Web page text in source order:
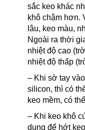
sắc keo khác
khô chậm hơn.
lâu, keo màu,
Ngoài ra thời
nhiệt độ cao
nhiệt độ thấp
– Khi sờ tay
silicon, thì có
keo mềm, có
– Khi keo khô
dụng để hớt